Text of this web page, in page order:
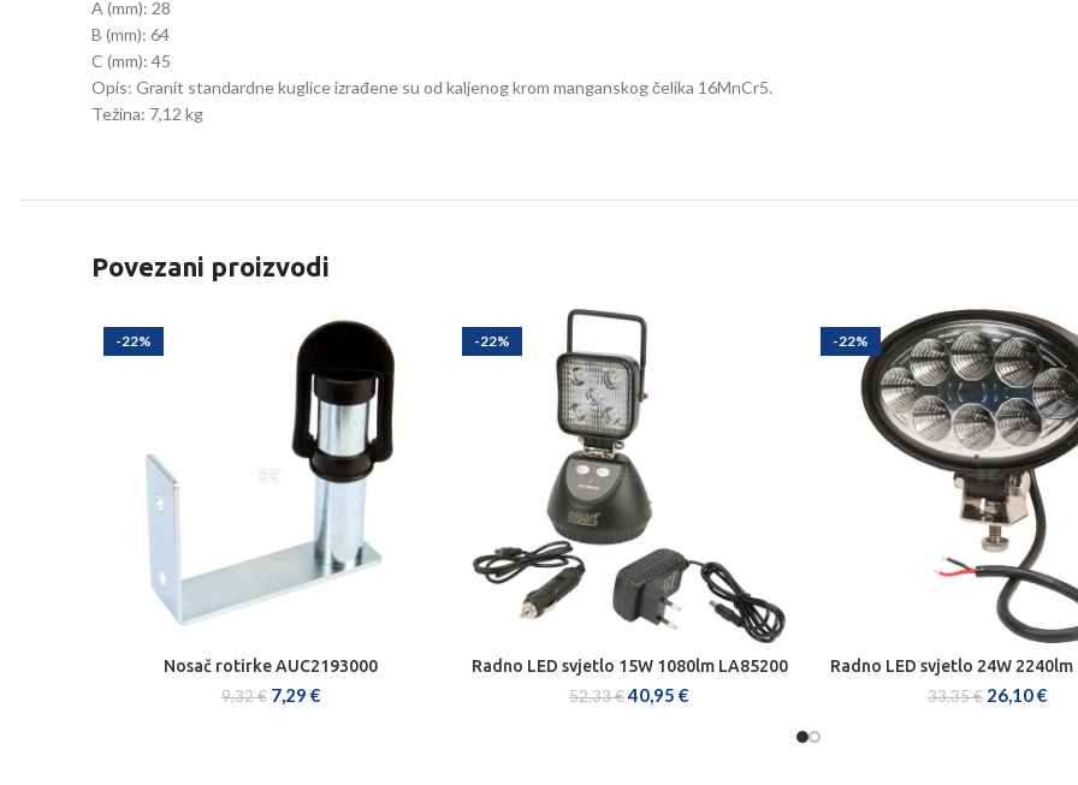
A (mm): 28
B (mm): 64
C (mm): 45
Opis: Granit standardne kuglice izrađene su od kaljenog krom manganskog čelika 16MnCr5.
Težina: 7,12 kg
Povezani proizvodi
-22%
DODAJ U KOŠARICU
Nosač rotirke AUC2193000
9,32€ 7,29 €
-22%
DODAJ U KOŠARICU
Radno LED svjetlo 15W 1080lm LA85200
52,33€40,95 €
-22%
DODAJ U KOŠARICU
Radno LED svjetlo 24W 2240lm
33,35€ 26,10€